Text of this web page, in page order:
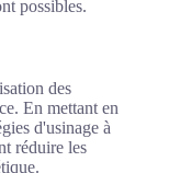
possibles.
des
En mettant en
d'usinage à
réduire les